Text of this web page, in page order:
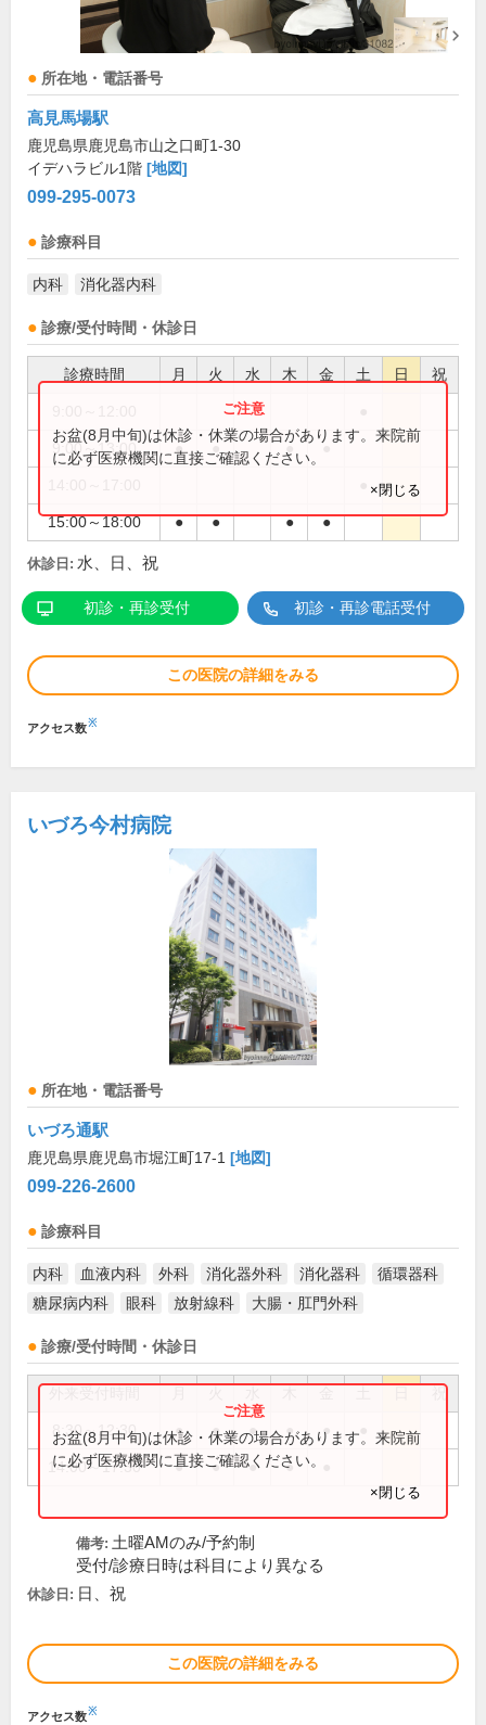
所在地・電話番号
高見馬場駅
鹿児島県鹿児島市山之口町1-30
イデハラビル1階 [地図]
099-295-0073
診療科目
内科 消化器内科
診療/受付時間・休診日
診療時間 月 火 水 木 金 土 日 祝
9:00～13:00 ● ● ● ●
15:00～18:00 ● ● ● ●
お盆(8月中旬)は休診・休業の場合があります。来院前
に必ず医療機関に直接ご確認ください。
×閉じる
休診日: 水、日、祝
初診・再診受付 初診・再診電話受付
この医院の詳細をみる
アクセス数※
いづろ今村病院
所在地・電話番号
いづろ通駅
鹿児島県鹿児島市堀江町17-1 [地図]
099-226-2600
診療科目
内科 血液内科 外科 消化器外科 消化器科
循環器科
糖尿病内科
眼科 放射線科 大腸・肛門外科
診療/受付時間・休診日
祝
8:30～12:30 ● ● ● ● ●
14:00～17:30 ● ● ● ●
お盆(8月中旬)は休診・休業の場合があります。来院前
に必ず医療機関に直接ご確認ください。
×閉じる
備考: 土曜AMのみ/予約制
受付/診療日時は科目により異なる
休診日: 日、祝
この医院の詳細をみる
アクセス数※